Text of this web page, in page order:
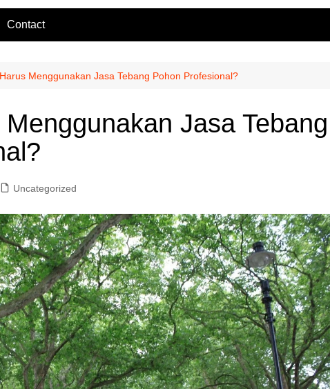
Contact
Menggunakan Jasa Tebang Pohon Profesional?
Jasa Tebang
Uncategorized